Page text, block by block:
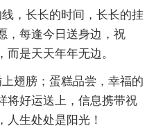
，长长的时间，长长的挂
，每逢今日送身边，祝
是天天年年无边。
翅膀；蛋糕品尝，幸福的
将好运送上，信息携带祝
人生处处是阳光！